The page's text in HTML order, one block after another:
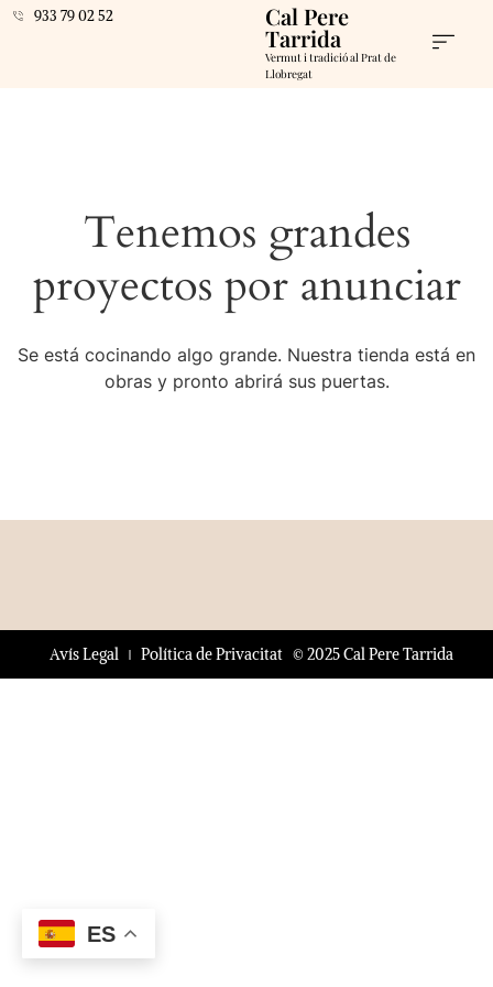
933 79 02 52 Cal Pere
Tarrida
Vermut i tradició al Prat de
Llobregat
Tenemos grandes
proyectos por anunciar
Se está cocinando algo grande. Nuestra tienda está en
obras y pronto abrirá sus puertas.
© 2025 Cal Pere Tarrida
Avís Legal Política de Privacitat
ES